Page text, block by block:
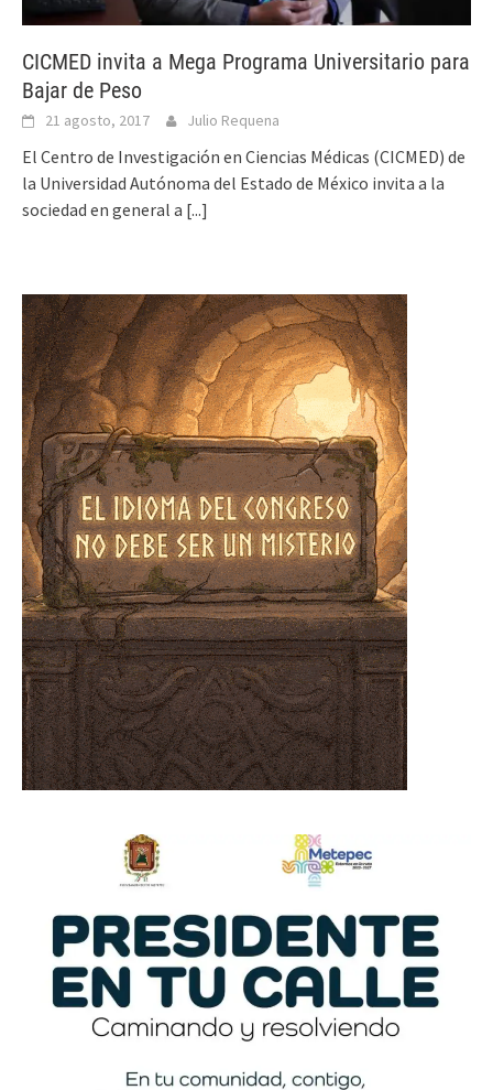
CICMED invita a Mega Programa Universitario para
Bajar de Peso
21 agosto, 2017 Julio Requena
El Centro de Investigación en Ciencias Médicas (CICMED) de
la Universidad Autónoma del Estado de México invita a la
sociedad en general a [...]